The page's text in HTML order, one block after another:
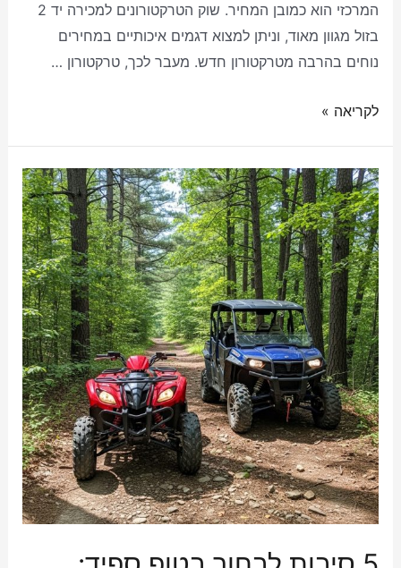
המרכזי הוא כמובן המחיר. שוק הטרקטורונים למכירה יד 2
בזול מגוון מאוד, וניתן למצוא דגמים איכותיים במחירים
נוחים בהרבה מטרקטורון חדש. מעבר לכך, טרקטורון …
לקריאה »